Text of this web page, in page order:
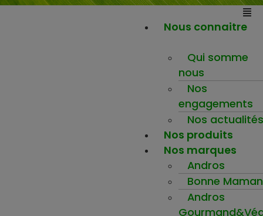
Nous connaitre
Qui somme
nous
Nos
engagements
Nos actualités
Nos produits
Nos marques
Andros
Bonne Maman
Andros